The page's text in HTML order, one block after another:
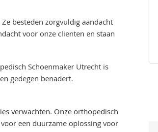
besteden zorgvuldig aandacht
voor onze clienten en staan
Schoenmaker Utrecht is
gedegen benadert.
verwachten. Onze orthopedisch
een duurzame oplossing voor